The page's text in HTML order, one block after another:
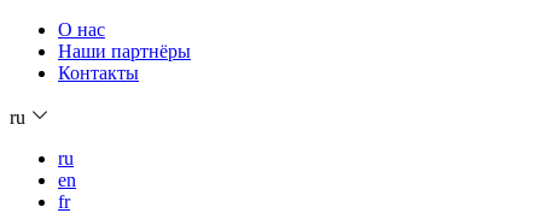
О нас
Наши партнёры
Контакты
ru
ru
en
fr